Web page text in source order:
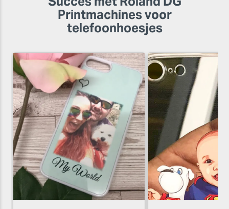
Printmachines voor
telefoonhoesjes